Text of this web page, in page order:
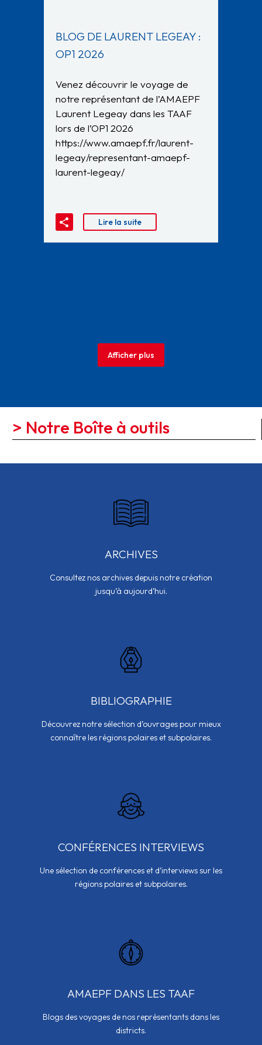
BLOG DE LAURENT LEGEAY :
OP1 2026
Venez découvrir le voyage de
notre représentant de l’AMAEPF
Laurent Legeay dans les TAAF
lors de l’OP1 2026
https://www.amaepf.fr/laurent-
legeay/representant-amaepf-
laurent-legeay/
Lire la suite
Afficher plus
> Notre Boîte à outils
ARCHIVES
Consultez nos archives depuis notre création
jusqu’à aujourd’hui.
BIBLIOGRAPHIE
Découvrez notre sélection d’ouvrages pour mieux
connaître les régions polaires et subpolaires.
CONFÉRENCES INTERVIEWS
Une sélection de conférences et d’interviews sur les
régions polaires et subpolaires.
AMAEPF DANS LES TAAF
Blogs des voyages de nos représentants dans les
districts.